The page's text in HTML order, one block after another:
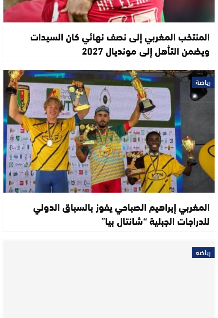
المنتخب المغربي إلى نصف نهائي كان السيدات
ويضمن التأهل إلى مونديال 2027
رياضة
المغربي إبراهيم الصباحي يفوز بالسباق الدولي
للدراجات الجبلية “شانتال بيا”
رياضة